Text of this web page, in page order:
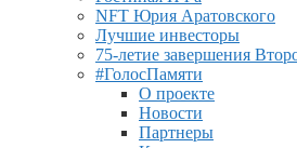
NFT Юрия Аратовского
Лучшие инвесторы
75-летие завершения
#ГолосПамяти
О проекте
Новости
Партнеры